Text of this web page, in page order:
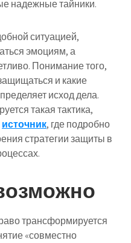
надежные тайники.
ситуацией,
эмоциям, а
Понимание того,
и какие
исход дела.
такая тактика,
источник, где подробно
стратегии защиты в
трансформируется
«совместно